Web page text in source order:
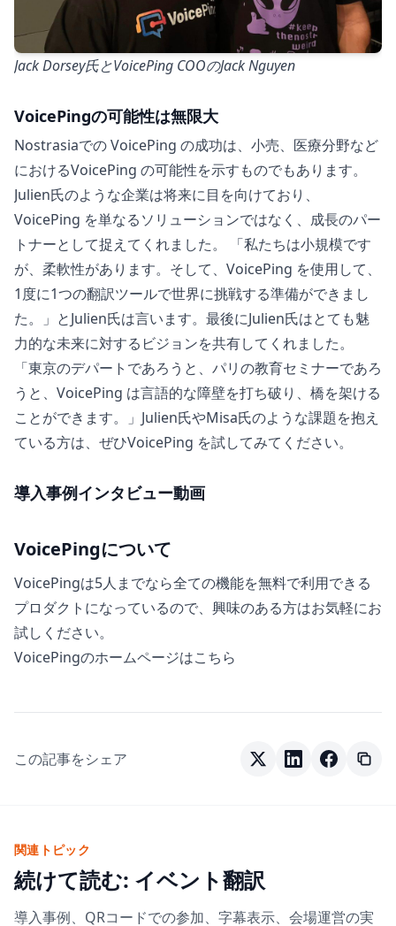
Jack Dorsey氏とVoicePing COOのJack Nguyen
VoicePingの可能性は無限大
Nostrasiaでの VoicePing の成功は、小売、医療分野など
におけるVoicePing の可能性を示すものでもあります。
Julien氏のような企業は将来に目を向けており、
VoicePing を単なるソリューションではなく、成長のパー
トナーとして捉えてくれました。 「私たちは小規模です
が、柔軟性があります。そして、VoicePing を使用して、
1度に1つの翻訳ツールで世界に挑戦する準備ができまし
た。」とJulien氏は言います。最後にJulien氏はとても魅
力的な未来に対するビジョンを共有してくれました。
「東京のデパートであろうと、パリの教育セミナーであろ
うと、VoicePing は言語的な障壁を打ち破り、橋を架ける
ことができます。」Julien氏やMisa氏のような課題を抱え
ている方は、ぜひVoicePing を試してみてください。
導入事例インタビュー動画
VoicePingについて
VoicePingは5人までなら全ての機能を無料で利用できる
プロダクトになっているので、興味のある方はお気軽にお
試しください。
VoicePingのホームページはこちら
この記事をシェア
関連トピック
続けて読む: イベント翻訳
導入事例、QRコードでの参加、字幕表示、会場運営の実